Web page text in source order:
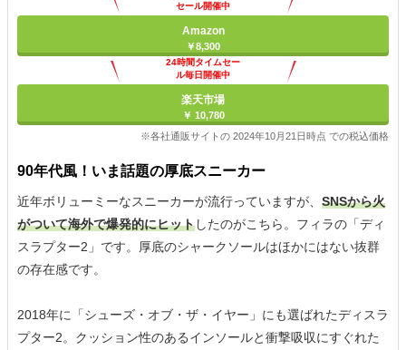
セール開催中
Amazon
￥8,300
24時間タイムセー
ル毎日開催中
楽天市場
￥ 10,780
※各社通販サイトの 2024年10月21日時点 での税込価格
90年代風！いま話題の厚底スニーカー
近年ボリューミーなスニーカーが流行っていますが、 SNSから火
がついて海外で爆発的にヒットしたのがこちら。フィラの「ディ
スラプター2」です。厚底のシャークソールはほかにはない抜群
の存在感です。
2018年に「シューズ・オブ・ザ・イヤー」にも選ばれたディスラ
プター2。クッション性のあるインソールと衝撃吸収にすぐれた